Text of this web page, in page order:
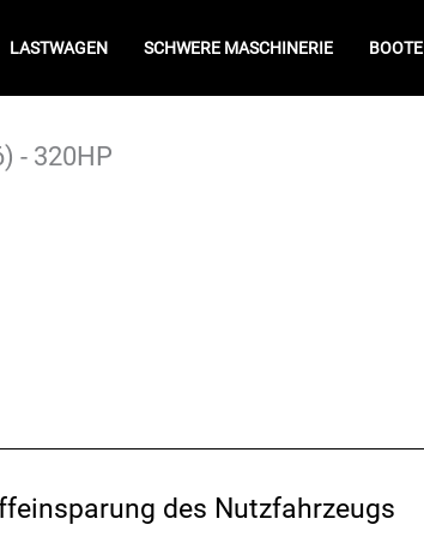
LASTWAGEN SCHWERE MASCHINERIE BOOTE
- 320HP
des Nutzfahrzeugs